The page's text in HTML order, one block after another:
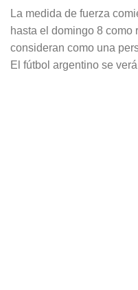
La medida de fuerza
hasta el domingo 8
consideran como una
El fútbol argentino se